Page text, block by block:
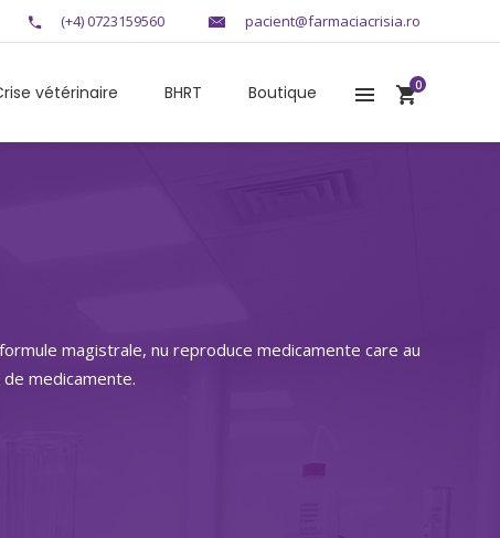
(+4) 0723159560 pacient@farmaciacrisia.ro
vétérinaire BHRT Boutique 0
magistrale, nu reproduce medicamente care au
medicamente.